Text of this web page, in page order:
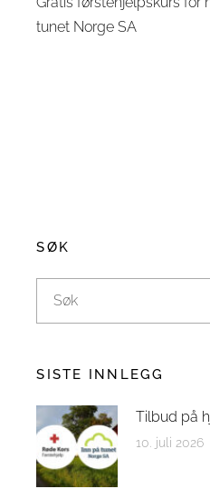
tunet Norge SA
SØK
SISTE INNLEGG
Tilbud på
10. juli 2026